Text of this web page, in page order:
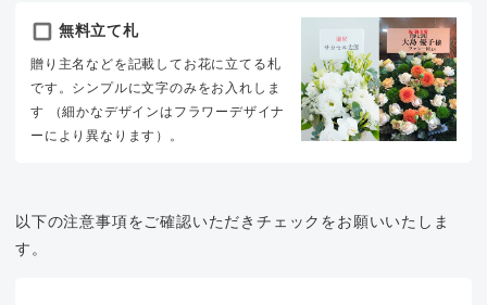
無料立て札
贈り主名などを記載してお花に立てる札
です。シンプルに文字のみをお入れしま
す （細かなデザインはフラワーデザイナ
ーにより異なります）。
以下の注意事項をご確認いただきチェックをお願いいたしま
す。